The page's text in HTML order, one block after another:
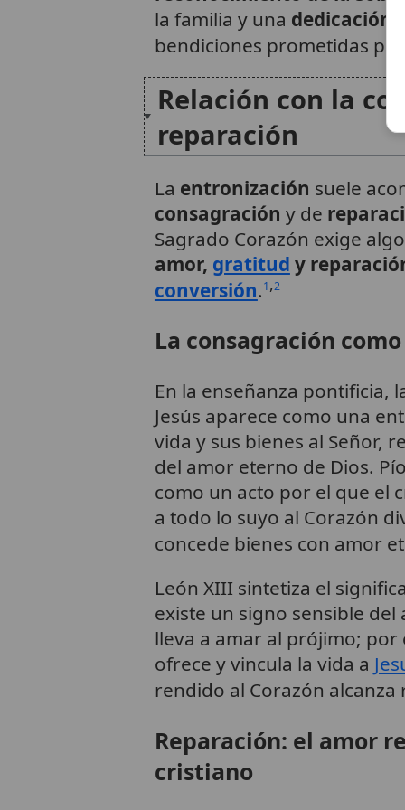
la familia y una dedicación
bendiciones prometidas
Relación con la
reparación
La entronización suele
consagración y de
Sagrado Corazón exige
amor, gratitud y
conversión.1,2
La consagración
En la enseñanza pontificia,
Jesús aparece como una
vida y sus bienes al Señor,
del amor eterno de Dios.
como un acto por el que el
a todo lo suyo al Corazón
concede bienes con amor
León XIII sintetiza el
existe un signo sensible
lleva a amar al prójimo;
ofrece y vincula la vida a
rendido al Corazón alcanza
Reparación: el amor
cristiano